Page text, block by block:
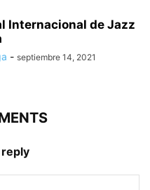
Internacional de Jazz
- septiembre 14, 2021
reply